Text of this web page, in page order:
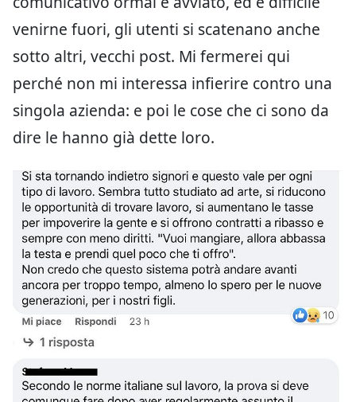
venirne fuori, gli utenti si scatenano anche
sotto altri, vecchi post. Mi fermerei qui
perché non mi interessa infierire contro una
singola azienda: e poi le cose che ci sono da
dire le hanno già dette loro.